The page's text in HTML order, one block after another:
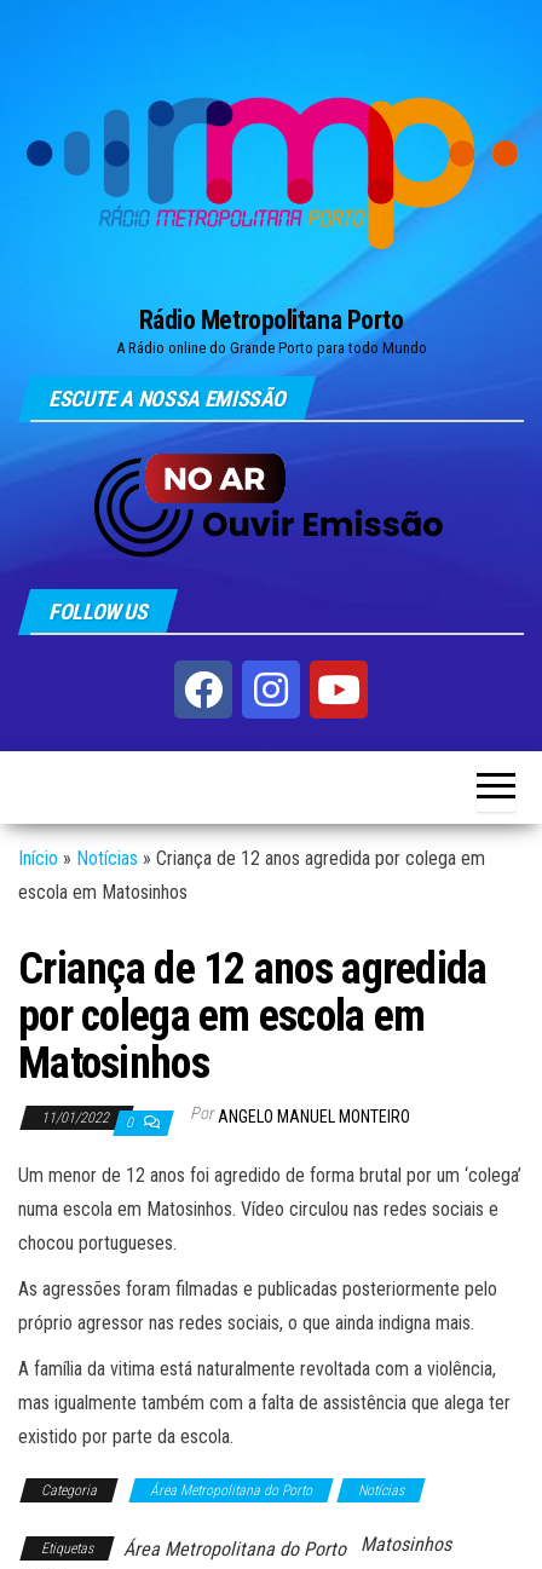
Rádio Metropolitana Porto
A Rádio online do Grande Porto para todo Mundo
ESCUTE A NOSSA EMISSÃO
FOLLOW US
Início » Notícias » Criança de 12 anos agredida por colega em
escola em Matosinhos
Criança de 12 anos agredida
por colega em escola em
Matosinhos
11/01/2022 0 Por ANGELO MANUEL MONTEIRO
Um menor de 12 anos foi agredido de forma brutal por um ‘colega’
numa escola em Matosinhos. Vídeo circulou nas redes sociais e
chocou portugueses.
As agressões foram filmadas e publicadas posteriormente pelo
próprio agressor nas redes sociais, o que ainda indigna mais.
A família da vitima está naturalmente revoltada com a violência,
mas igualmente também com a falta de assistência que alega ter
existido por parte da escola.
Categoria Área Metropolitana do Porto Notícias
Etiquetas Área Metropolitana do Porto
Matosinhos